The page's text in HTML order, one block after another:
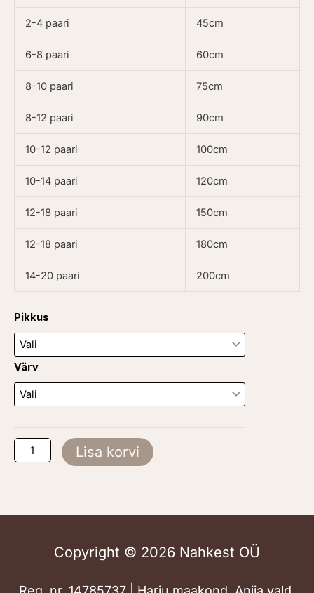
2-4 paari 45cm
6-8 paari 60cm
8-10 paari 75cm
8-12 paari 90cm
10-12 paari 100cm
10-14 paari 120cm
12-18 paari 150cm
12-18 paari 180cm
14-20 paari 200cm
Pikkus
Värv
Ümmargune
(45-
200cm)
kogus
Lisa korvi
Copyright © 2026 Nahkest OÜ